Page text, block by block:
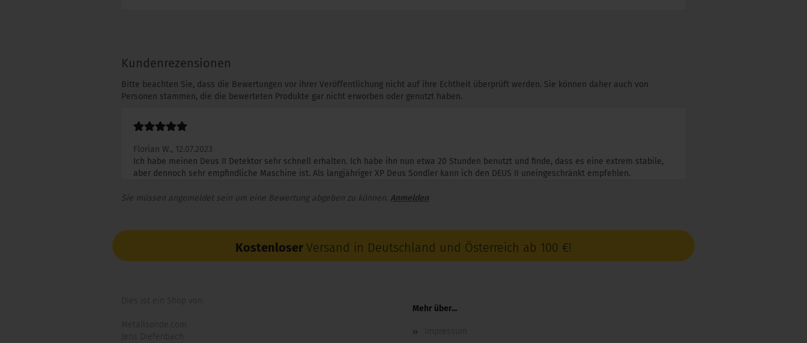
Kundenrezensionen
Bitte beachten Sie, dass die Bewertungen vor ihrer Veröffentlichung nicht auf ihre Echtheit überprüft werden. Sie können daher auch von
Personen stammen, die die bewerteten Produkte gar nicht erworben oder genutzt haben.
Florian W., 12.07.2023
Ich habe meinen Deus II Detektor sehr schnell erhalten. Ich habe ihn nun etwa 20 Stunden benutzt und finde, dass es eine extrem stabile,
aber dennoch sehr empfindliche Maschine ist. Als langjähriger XP Deus Sondler kann ich den DEUS II uneingeschränkt empfehlen.
Sie müssen angemeldet sein um eine Bewertung abgeben zu können. Anmelden
Kostenloser Versand in Deutschland und Österreich ab 100 €!
Dies ist ein Shop von:
Metallsonde.com
Jens Diefenbach
Mehr über...
Impressum